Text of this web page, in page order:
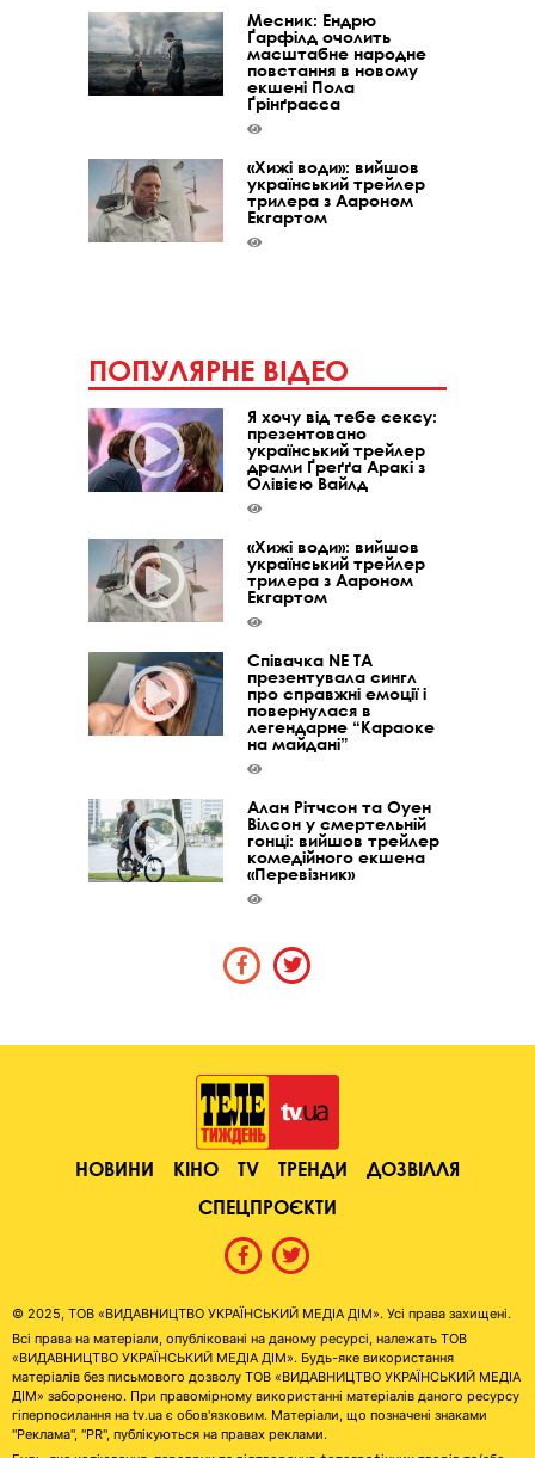
Месник: Ендрю
Ґарфілд очолить
масштабне народне
повстання в новому
екшені Пола
Ґрінґрасса
«Хижі води»: вийшов
український трейлер
трилера з Аароном
Екгартом
ПОПУЛЯРНЕ ВІДЕО
Я хочу від тебе сексу:
презентовано
український трейлер
драми Ґреґґа Аракі з
Олівією Вайлд
«Хижі води»: вийшов
український трейлер
трилера з Аароном
Екгартом
Співачка NE TA
презентувала сингл
про справжні емоції і
повернулася в
легендарне “Караоке
на майдані”
Алан Рітчсон та Оуен
Вілсон у смертельній
гонці: вийшов трейлер
комедійного екшена
«Перевізник»
НОВИНИ КІНО TV ТРЕНДИ
ДОЗВІЛЛЯ
СПЕЦПРОЄКТИ
© 2025, ТОВ «ВИДАВНИЦТВО УКРАЇНСЬКИЙ МЕДІА ДІМ». Усі права захищені.
Всі права на матеріали, опубліковані на даному ресурсі, належать ТОВ
«ВИДАВНИЦТВО УКРАЇНСЬКИЙ МЕДІА ДІМ». Будь-яке використання
матеріалів без письмового дозволу ТОВ «ВИДАВНИЦТВО УКРАЇНСЬКИЙ МЕДІА
ДІМ» заборонено. При правомірному використанні матеріалів даного ресурсу
гіперпосилання на tv.ua є обов'язковим. Матеріали, що позначені знаками
"Реклама", "PR", публікуються на правах реклами.